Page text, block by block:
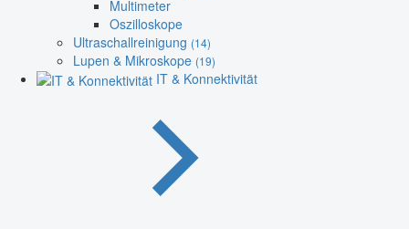
Multimeter
Oszilloskope
Ultraschallreinigung (14)
Lupen & Mikroskope (19)
IT & Konnektivität